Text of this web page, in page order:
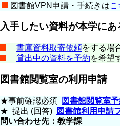
図書館VPN申請・手続きはこ
入手したい資料が本学にあ
書庫資料取寄依頼をする場
貸出中の資料を予約を希望
図書館閲覧室の利用申請
★事前確認必須
図書館閲覧室
★ 提出 (回答)
図書館利用申請
問い合わせ先：教学課